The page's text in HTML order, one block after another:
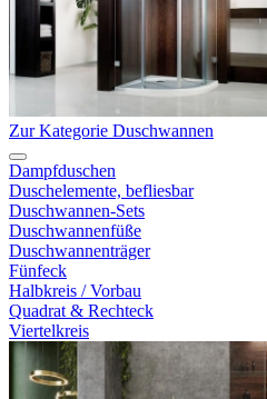
Zur Kategorie Duschwannen
Dampfduschen
Duschelemente, befliesbar
Duschwannen-Sets
Duschwannenfüße
Duschwannenträger
Fünfeck
Halbkreis / Vorbau
Quadrat & Rechteck
Viertelkreis